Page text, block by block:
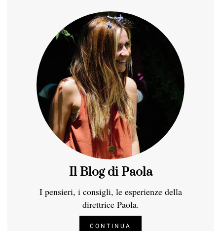
Il Blog di Paola
I pensieri, i consigli, le esperienze della
direttrice Paola.
CONTINUA